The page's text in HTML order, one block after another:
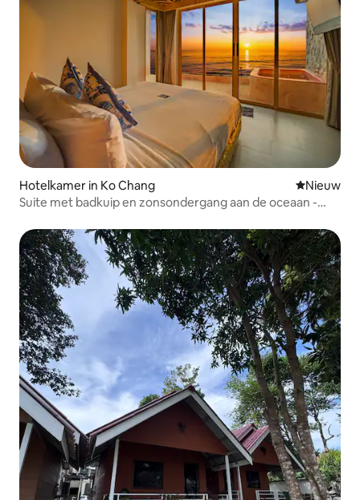
Hotelkamer in Ko Chang Nieuwe
Nieuw
Suite met badkuip en zonsondergang aan de oceaan -